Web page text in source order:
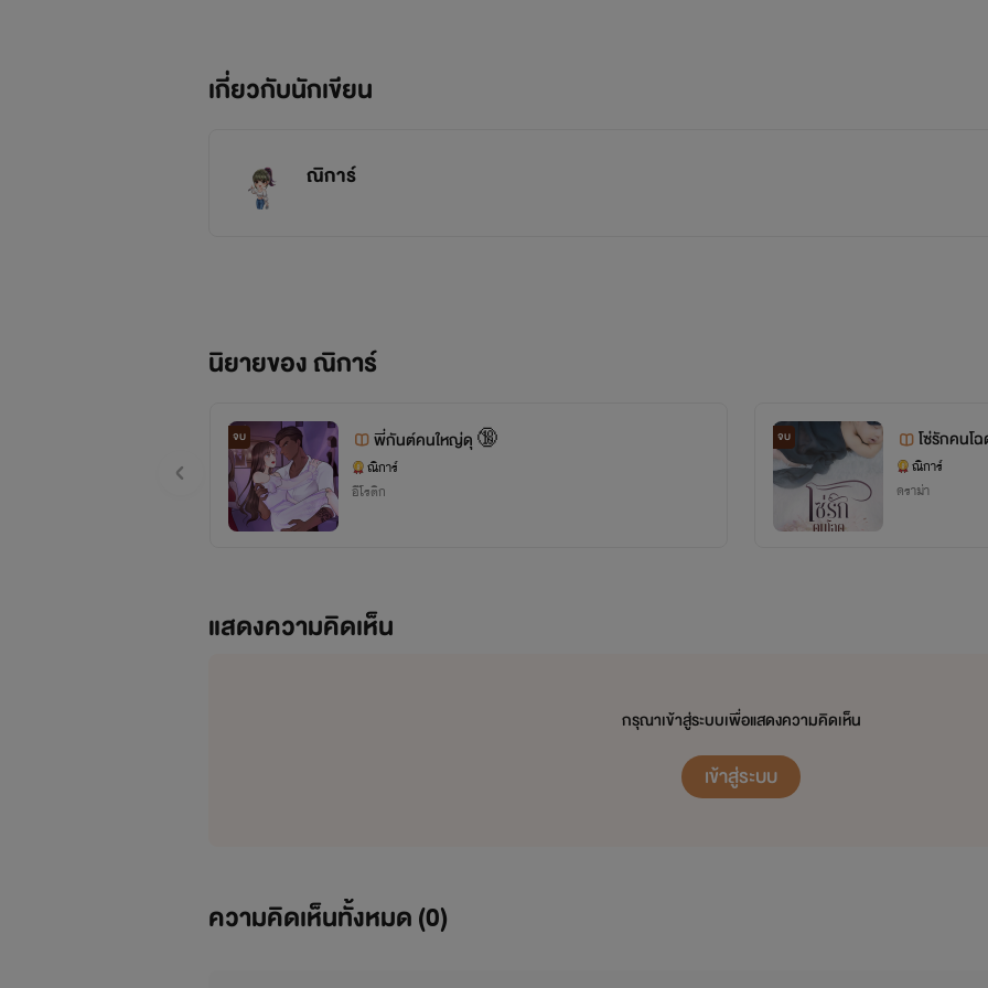
เกี่ยวกับนักเขียน
ณิการ์
นิยายของ ณิการ์
จบ พี่กันต์คนใหญ่ดุ 🔞
ณิการ์
อีโรติก
จบ โซ่รักคนโ
ณิการ์
ดราม่า
แสดงความคิดเห็น
กรุณาเข้าสู่ระบบเพื่อแสดงความคิดเห็น
เข้าสู่ระบบ
ความคิดเห็นทั้งหมด (0)